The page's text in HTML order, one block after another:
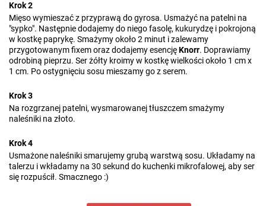
Krok 2
Mięso wymieszać z przyprawą do gyrosa. Usmażyć na patelni na
"sypko". Następnie dodajemy do niego fasolę, kukurydzę i pokrojoną
w kostkę paprykę. Smażymy około 2 minut i zalewamy
przygotowanym fixem oraz dodajemy esencjęKnorr. Doprawiamy
odrobiną pieprzu. Ser żółty kroimy w kostkę wielkości około 1 cm x
1 cm. Po ostygnięciu sosu mieszamy go z serem.
Krok 3
Na rozgrzanej patelni, wysmarowanej tłuszczem smażymy
naleśniki na złoto.
Krok 4
Usmażone naleśniki smarujemy grubą warstwą sosu. Układamy na
talerzu i wkładamy na 30 sekund do kuchenki mikrofalowej, aby ser
się rozpuścił. Smacznego :)